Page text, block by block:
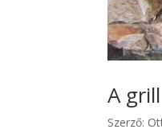
A
Szerző: